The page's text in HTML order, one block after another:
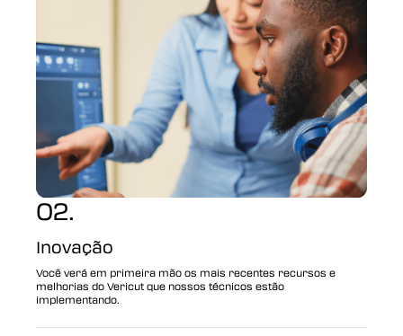
02.
Inovação
Você verá em primeira mão os mais recentes recursos e
melhorias do Vericut que nossos técnicos estão
implementando.